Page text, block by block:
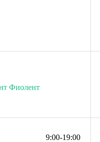
Фиолент
9:00-19:00